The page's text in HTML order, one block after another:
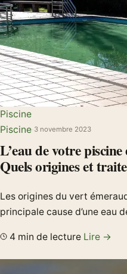
Piscine
Piscine 3 novembre 2023
L’eau de votre
Quels origines et
Les origines du vert
principale cause d’une eau
4 min de lecture Lire →